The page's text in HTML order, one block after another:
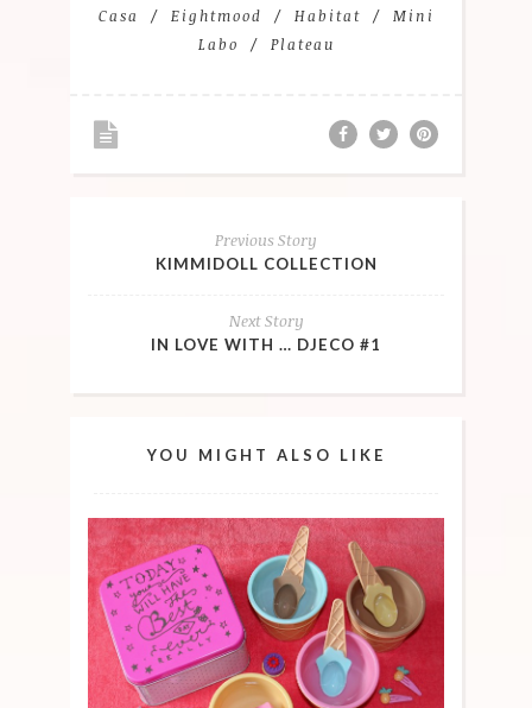
Casa Eightmood Habitat
Mini
Labo
Plateau
Previous Story
KIMMIDOLL COLLECTION
Next Story
IN LOVE WITH … DJECO #1
YOU MIGHT ALSO LIKE